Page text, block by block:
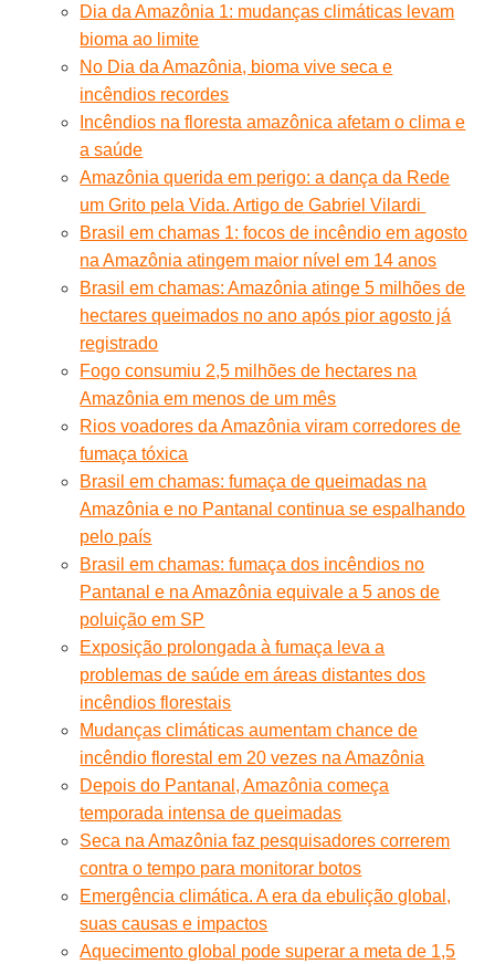
Dia da Amazônia 1: mudanças climáticas levam
bioma ao limite
No Dia da Amazônia, bioma vive seca e
incêndios recordes
Incêndios na floresta amazônica afetam o clima e
a saúde
Amazônia querida em perigo: a dança da Rede
um Grito pela Vida. Artigo de Gabriel Vilardi
Brasil em chamas 1: focos de incêndio em agosto
na Amazônia atingem maior nível em 14 anos
Brasil em chamas: Amazônia atinge 5 milhões de
hectares queimados no ano após pior agosto já
registrado
Fogo consumiu 2,5 milhões de hectares na
Amazônia em menos de um mês
Rios voadores da Amazônia viram corredores de
fumaça tóxica
Brasil em chamas: fumaça de queimadas na
Amazônia e no Pantanal continua se espalhando
pelo país
Brasil em chamas: fumaça dos incêndios no
Pantanal e na Amazônia equivale a 5 anos de
poluição em SP
Exposição prolongada à fumaça leva a
problemas de saúde em áreas distantes dos
incêndios florestais
Mudanças climáticas aumentam chance de
incêndio florestal em 20 vezes na Amazônia
Depois do Pantanal, Amazônia começa
temporada intensa de queimadas
Seca na Amazônia faz pesquisadores correrem
contra o tempo para monitorar botos
Emergência climática. A era da ebulição global,
suas causas e impactos
Aquecimento global pode superar a meta de 1,5